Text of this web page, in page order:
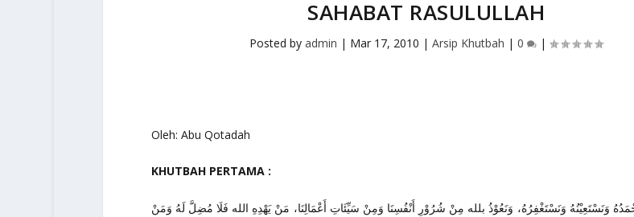
SAHABAT RASULULLAH
Posted byadmin | Mar 17, 2010 |Arsip Khutbah |0 |
Oleh: Abu Qotadah
KHUTBAH PERTAMA :
وَنَسْتَعِيْنُهُ وَنَسْتَغْفِرُهُ، وَنَعُوْذُ بلله مِنْ شُرُوْرِ أَنْفُسِنَا وَمِنْ سَيِّئَاتِ أَعْمَالِنَا، مَنْ يَهْدِهِ الله فَلَا مُضِلَّ لَهُ وَمَنْ